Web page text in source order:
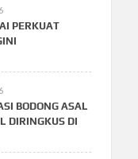
PERKUAT
BODONG ASAL
DIRINGKUS DI